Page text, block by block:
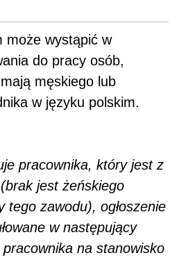
może wystąpić w
do pracy osób,
męskiego lub
w języku polskim.
pracownika, który jest z
jest żeńskiego
tego zawodu), ogłoszenie
w następujący
na stanowisko